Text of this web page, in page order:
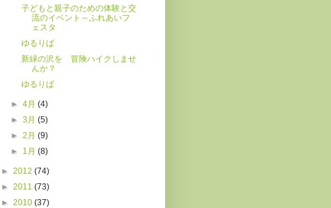
子どもと親子のための体験と交
流のイベント～ふれあいフ
ェスタ
ゆるりば
新緑の沢を 冒険ハイクしませ
んか？
ゆるりば
►4月(4)
►3月(5)
►2月(9)
► 1月(8)
► 2012 (74)
► 2011 (73)
► 2010 (37)